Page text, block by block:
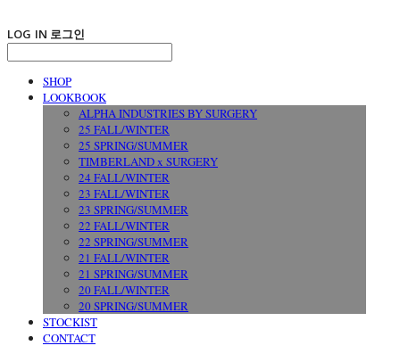
LOG IN 로그인
SHOP
LOOKBOOK
ALPHA INDUSTRIES BY SURGERY
25 FALL/WINTER
25 SPRING/SUMMER
TIMBERLAND x SURGERY
24 FALL/WINTER
23 FALL/WINTER
23 SPRING/SUMMER
22 FALL/WINTER
22 SPRING/SUMMER
21 FALL/WINTER
21 SPRING/SUMMER
20 FALL/WINTER
20 SPRING/SUMMER
STOCKIST
CONTACT